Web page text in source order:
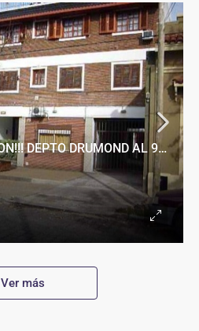
EXCELENTE UBICACION!!! DEPTO DRUMOND AL 900
Ver más